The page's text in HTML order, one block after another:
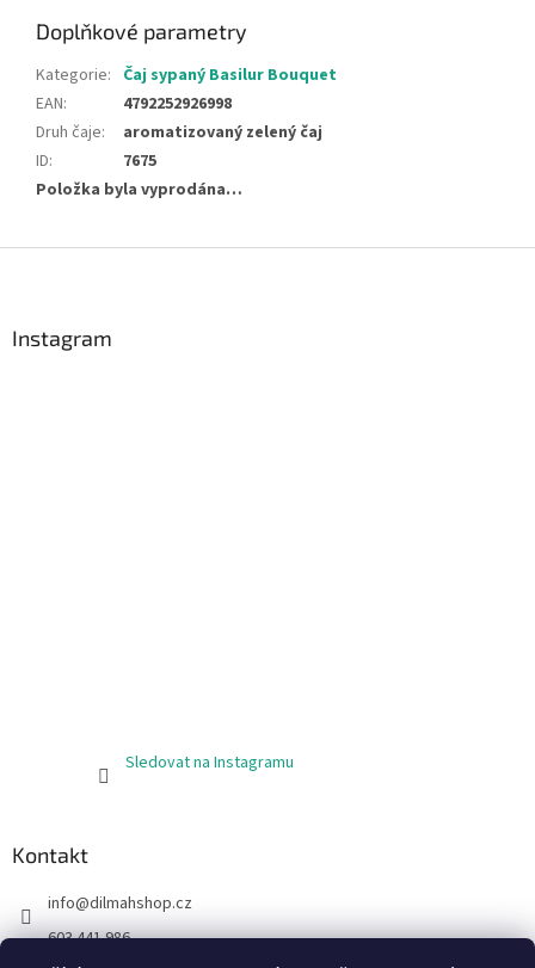
Doplňkové parametry
Kategorie: Čaj sypaný Basilur Bouquet
EAN:
4792252926998
Druh čaje:
aromatizovaný zelený čaj
ID:
7675
Položka byla vyprodána…
Instagram
Sledovat na Instagramu
Kontakt
info@dilmahshop.cz
603 441 986